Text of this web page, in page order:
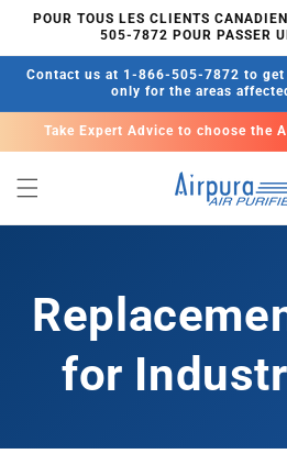
passer
contenu
POUR TOUS LES CLIENTS
505-7872 POUR PASSER
Contact us at 1-866-505-7872 to
only for the areas
Take Expert Advice to choose the
for